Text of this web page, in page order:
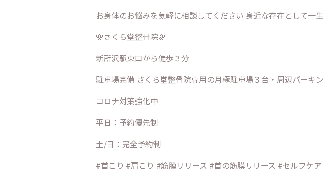
お身体のお悩みを気軽に相談してください 身近な存在として一
🌸さくら堂整骨院🌸
新所沢駅東口から徒歩３分
駐車場完備 さくら堂整骨院専用の月極駐車場３台・周辺パーキ
コロナ対策強化中
平日：予約優先制
土/日：完全予約制
#首こり #肩こり #筋膜リリース #首の筋膜リリース #セルフケ